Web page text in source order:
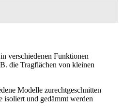
verschiedenen Funktionen
die Tragflächen von kleinen
Modelle zurechtgeschnitten
isoliert und gedämmt werden